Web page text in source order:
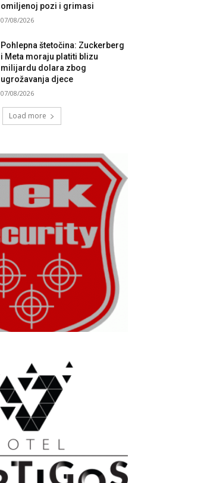
omiljenoj pozi i grimasi
07/08/2026
Pohlepna štetočina: Zuckerberg
i Meta moraju platiti blizu
milijardu dolara zbog
ugrožavanja djece
07/08/2026
Load more